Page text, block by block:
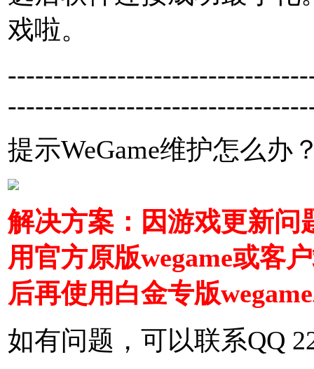
戏啦。
提示WeGame维护怎么办
解决方案：因游戏更新问
用官方原版wegame或客
后再使用白金专版
如有问题，可以联系QQ